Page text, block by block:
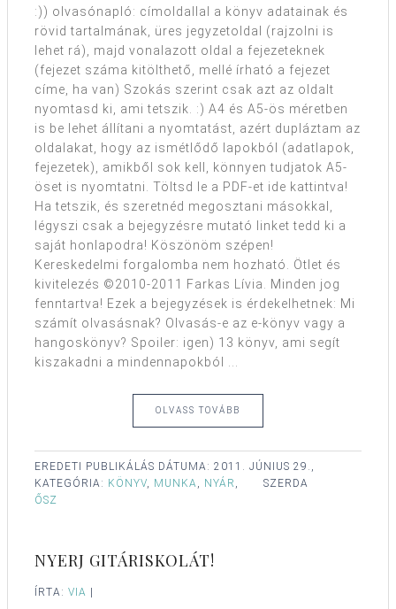
:)) olvasónapló: címoldallal a könyv adatainak és
rövid tartalmának, üres jegyzetoldal (rajzolni is
lehet rá), majd vonalazott oldal a fejezeteknek
(fejezet száma kitölthető, mellé írható a fejezet
címe, ha van) Szokás szerint csak azt az oldalt
nyomtasd ki, ami tetszik. :) A4 és A5-ös méretben
is be lehet állítani a nyomtatást, azért dupláztam az
oldalakat, hogy az ismétlődő lapokból (adatlapok,
fejezetek), amikből sok kell, könnyen tudjatok A5-
öset is nyomtatni. Töltsd le a PDF-et ide kattintva!
Ha tetszik, és szeretnéd megosztani másokkal,
légyszi csak a bejegyzésre mutató linket tedd ki a
saját honlapodra! Köszönöm szépen!
Kereskedelmi forgalomba nem hozható. Ötlet és
kivitelezés ©2010-2011 Farkas Lívia. Minden jog
fenntartva! Ezek a bejegyzések is érdekelhetnek: Mi
számít olvasásnak? Olvasás-e az e-könyv vagy a
hangoskönyv? Spoiler: igen) 13 könyv, ami segít
kiszakadni a mindennapokból ...
OLVASS TOVÁBB
EREDETI PUBLIKÁLÁS DÁTUMA: 2011. JÚNIUS 29.,
SZERDA
KATEGÓRIA: KÖNYV, MUNKA, NYÁR ,
ŐSZ
NYERJ GITÁRISKOLÁT!
ÍRTA: VIA